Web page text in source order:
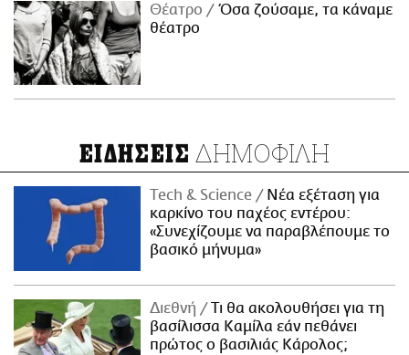
Θέατρο
Όσα ζούσαμε, τα κάναμε
θέατρο
ΕΙΔΗΣΕΙΣ ΔΗΜΟΦΙΛΗ
Τech & Science
Νέα εξέταση για
καρκίνο του παχέος εντέρου:
«Συνεχίζουμε να παραβλέπουμε το
βασικό μήνυμα»
Διεθνή
Τι θα ακολουθήσει για τη
βασίλισσα Καμίλα εάν πεθάνει
πρώτος ο βασιλιάς Κάρολος;